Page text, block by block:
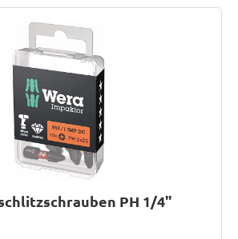
PH 1/4"